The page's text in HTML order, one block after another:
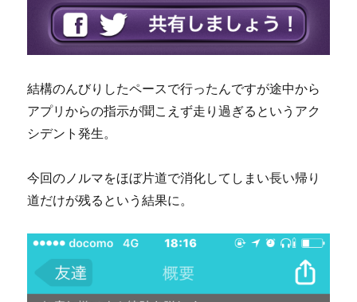
結構のんびりしたペースで行ったんですが途中から
アプリからの指示が聞こえず走り過ぎるというアク
シデント発生。
今回のノルマをほぼ片道で消化してしまい長い帰り
道だけが残るという結果に。